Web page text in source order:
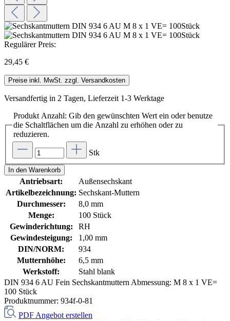
Regulärer Preis:
29,45 €
Preise inkl. MwSt. zzgl. Versandkosten
Versandfertig in 2 Tagen, Lieferzeit 1-3 Werktage
Produkt Anzahl: Gib den gewünschten Wert ein oder benutze
die Schaltflächen um die Anzahl zu erhöhen oder zu
reduzieren.
Stk
In den Warenkorb
Antriebsart:
Außensechskant
Artikelbezeichnung: Sechskant-Muttern
Durchmesser:
8,0 mm
Menge:
100 Stück
Gewinderichtung:
RH
Gewindesteigung:
1,00 mm
DIN/NORM:
934
Mutternhöhe:
6,5 mm
Werkstoff:
Stahl blank
DIN 934 6 AU Fein Sechskantmuttern Abmessung: M 8 x 1 VE=
100 Stück
Produktnummer: 934f-0-81
PDF Angebot erstellen